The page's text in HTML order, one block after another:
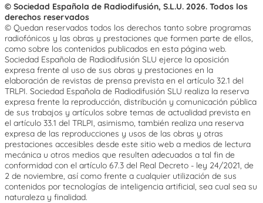
© Sociedad Española de Radiodifusión, S.L.U. 2026. Todos los
derechos reservados
© Quedan reservados todos los derechos tanto sobre programas
radiofónicos y las obras y prestaciones que formen parte de ellos,
como sobre los contenidos publicados en esta página web.
Sociedad Española de Radiodifusión SLU ejerce la oposición
expresa frente al uso de sus obras y prestaciones en la
elaboración de revistas de prensa prevista en el artículo 32.1 del
TRLPI. Sociedad Española de Radiodifusión SLU realiza la reserva
expresa frente la reproducción, distribución y comunicación pública
de sus trabajos y artículos sobre temas de actualidad prevista en
el artículo 33.1 del TRLPI, asimismo, también realiza una reserva
expresa de las reproducciones y usos de las obras y otras
prestaciones accesibles desde este sitio web a medios de lectura
mecánica u otros medios que resulten adecuados a tal fin de
conformidad con el artículo 67.3 del Real Decreto - ley 24/2021, de
2 de noviembre, así como frente a cualquier utilización de sus
contenidos por tecnologías de inteligencia artificial, sea cual sea su
naturaleza y finalidad.